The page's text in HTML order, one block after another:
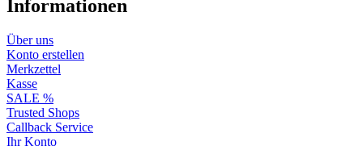
Informationen
Über uns
Konto erstellen
Merkzettel
Kasse
SALE %
Trusted Shops
Callback Service
Ihr Konto